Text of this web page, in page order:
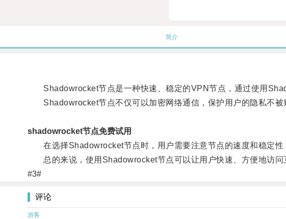
简介
Shadowrocket节点是一种快速、稳定的VPN节点，通过使用
Shadowrocket节点不仅可以加密网络通信，保护用户的隐私不被
shadowrocket节点免费试用
在选择Shadowrocket节点时，用户需要注意节点的速度和稳定性
总的来说，使用Shadowrocket节点可以让用户快速、方便地访问
#3#
评论
游客